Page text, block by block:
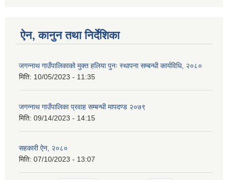
ऐन, कानुन तथा निर्देशिका
जगन्नाथ गाउँपालिकाको मुक्त हलिया पुनः स्थापना सम्बन्धी कार्यविधि, २०८०
मिति: 10/05/2023 - 11:35
जगन्नाथ गाउँपालिका प्रवाह सम्बन्धी मापदण्ड २०७९
मिति: 09/14/2023 - 14:15
सहकारी ऐन, २०८०
मिति: 07/10/2023 - 13:07